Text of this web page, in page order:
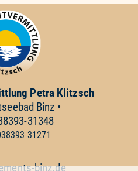
Petra Klitzsch
Binz •
31348
31271
binz.de